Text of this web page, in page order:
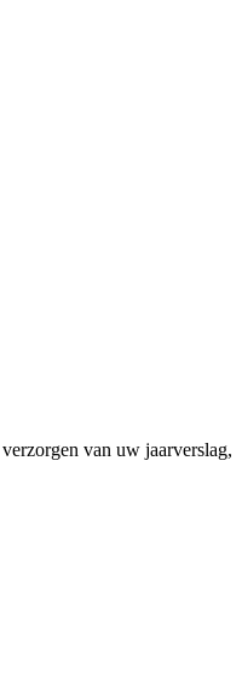
van uw jaarverslag,